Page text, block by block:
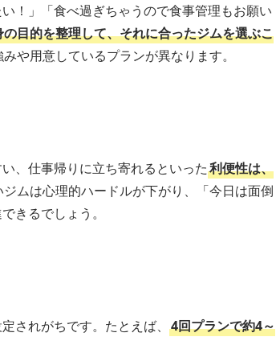
！」「食べ過ぎちゃうので食事管理もお願い
の目的を整理して、それに合ったジムを選ぶこ
や用意しているプランが異なります。
、仕事帰りに立ち寄れるといった利便性は、
ムは心理的ハードルが下がり、「今日は面倒
きるでしょう。
されがちです。たとえば、 4回プランで約4～